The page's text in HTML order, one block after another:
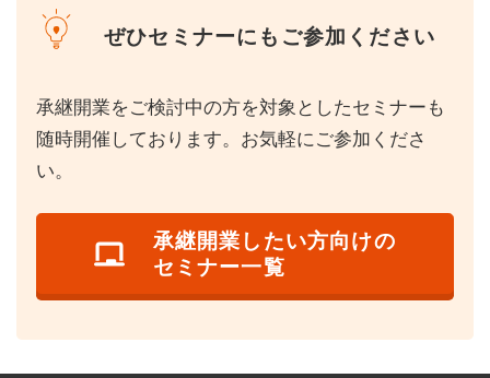
ぜひセミナーにもご参加ください
承継開業をご検討中の方を対象としたセミナーも
随時開催しております。お気軽にご参加くださ
い。
承継開業したい方向けの
セミナー一覧